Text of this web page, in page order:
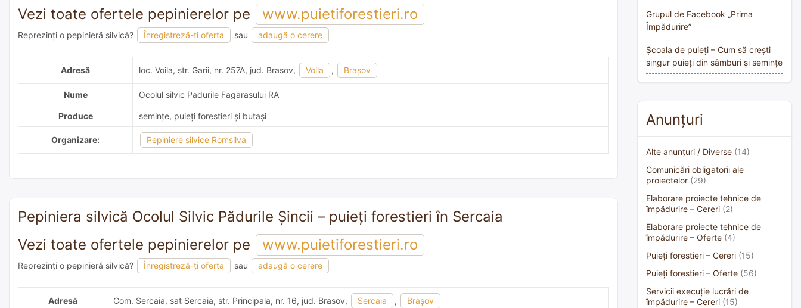
Vezi toate ofertele pepinierelor pe
www.puietiforestieri.ro
Reprezinți o pepinieră silvică? Înregistreză-ți oferta sau
adaugă o cerere
Adresă
loc. Voila, str. Garii, nr. 257A, jud. Brasov, Voila , Braşov
Nume Ocolul silvic Padurile Fagarasului RA
Produce semințe, puieți forestieri și butași
Organizare: Pepiniere silvice Romsilva
Pepiniera silvică Ocolul Silvic Pădurile Șincii – puieți forestieri în Sercaia
Vezi toate ofertele pepinierelor pe
www.puietiforestieri.ro
Reprezinți o pepinieră silvică? Înregistreză-ți oferta sau
adaugă o cerere
Adresă
Com. Sercaia, sat Sercaia, str. Principala, nr. 16, jud. Brasov, Sercaia , Braşov
Grupul de Facebook „Prima
Împădurire”
Școala de puieți – Cum să crești
singur puieți din sâmburi și semințe
Anunțuri
Alte anunțuri / Diverse (14)
Comunicări obligatorii ale
proiectelor (29)
Elaborare proiecte tehnice de
împădurire – Cereri (2)
Elaborare proiecte tehnice de
împădurire – Oferte (4)
Puieți forestieri – Cereri (15)
Puieți forestieri – Oferte (56)
Servicii execuție lucrări de
împădurire – Cereri (15)